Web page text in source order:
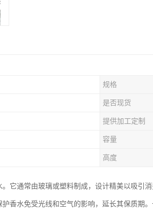
规格
是否现货
提供加工定制
容量
高度
它通常由玻璃或塑料制成，设计精美以吸引
香水免受光线和空气的影响，延长其保质期